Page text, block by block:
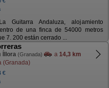
Guitarra Andaluza, alojamiento
de una finca de 54000 metros
7. 200 están cerrado ...
Íllora (Granada) a 14,3 km
(Granada)
€